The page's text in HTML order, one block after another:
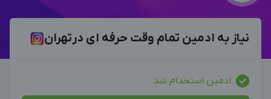
نیاز به ا‌دمین تمام وقت حرفه ای درتهران
ادمین استخدام شد